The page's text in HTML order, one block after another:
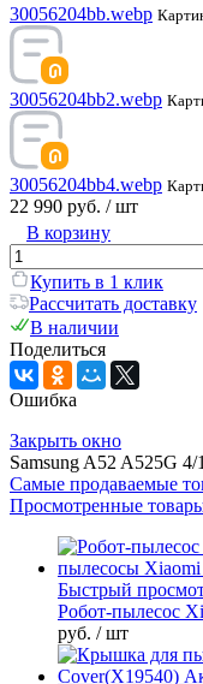
30056204bb.webp
30056204bb2.webp
30056204bb4.webp
22 990 руб. / шт
В корзину
Купить в 1 клик
Рассчитать доставку
В наличии
Поделиться
Ошибка
Закрыть окно
Samsung A52 A525G
Самые продаваемые
Просмотренные
Быстрый
Робот-пылесос
руб. / шт